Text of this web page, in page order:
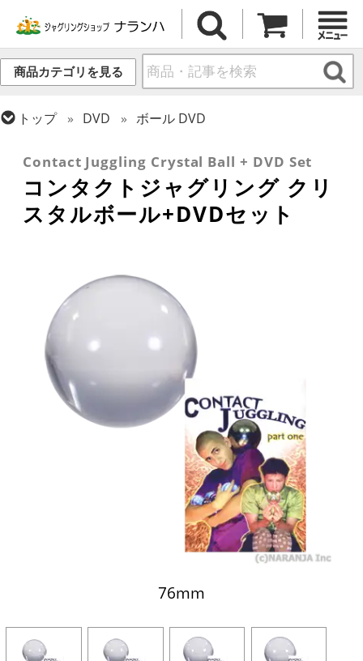
商品カテゴリを見る
トップ DVD
ボール DVD
Contact Juggling Crystal Ball + DVD Set
コンタクトジャグリング クリ
スタルボール+DVDセット
76mm